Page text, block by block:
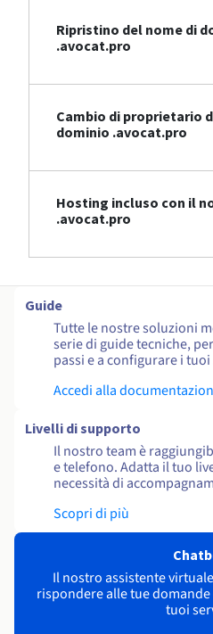
Ripristino del nome di
.avocat.pro
Cambio di proprietario
dominio .avocat.pro
Hosting incluso con il
.avocat.pro
Guide
Tutte le nostre soluzioni
serie di guide tecniche,
passi e a configurare i
Accedi alla
Livelli di supporto
Il nostro team è
e telefono. Adatta il tuo
necessità di
Scopri di più
Il nostro assistente
rispondere alle tue
tuoi